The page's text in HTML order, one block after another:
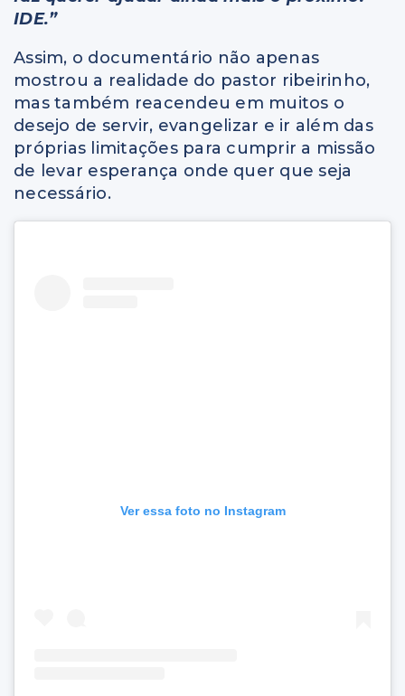
IDE.”
Assim, o documentário não apenas
mostrou a realidade do pastor ribeirinho,
mas também reacendeu em muitos o
desejo de servir, evangelizar e ir além das
próprias limitações para cumprir a missão
de levar esperança onde quer que seja
necessário.
Ver essa foto no Instagram